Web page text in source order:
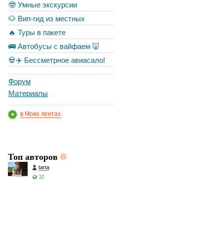
🤓 Умные экскурсии
🐶 Вип-гид из местных
🔥 Туры в пакете
🚌 Автобусы с вайфаем 🐷
💀✈️ Бессметрное авиасало!
Форум
Материалы
в Моих лентах
Топ авторов
tarta
32